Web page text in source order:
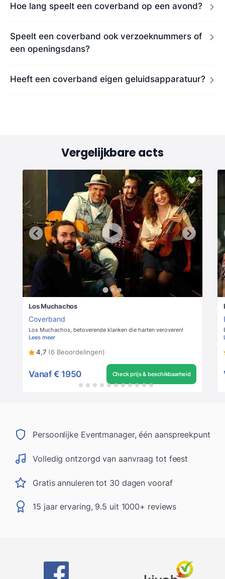
Hoe lang speelt een coverband op een avond?
Speelt een coverband ook verzoeknummers of
een openingsdans?
Heeft een coverband eigen geluidsapparatuur?
Vergelijkbare acts
Los Muchachos
Coverband
Los Muchachos, betoverende klanken die harten veroveren!
Lees meer
4,7 (6 Beoordelingen)
Vanaf € 1950 Check prijs & beschikbaarheid
Persoonlijke Eventmanager, één aanspreekpunt
Volledig ontzorgd van aanvraag tot feest
Gratis annuleren tot 30 dagen vooraf
15 jaar ervaring, 9.5 uit 1000+ reviews